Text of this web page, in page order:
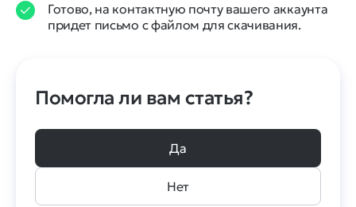
Готово, на контактную почту вашего аккаунта
придет письмо с файлом для скачивания.
Помогла ли вам статья?
Да
Нет